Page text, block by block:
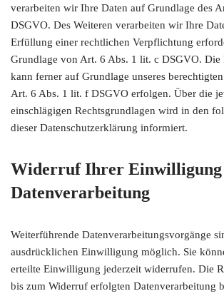
verarbeiten wir Ihre Daten auf Grundlage des
DSGVO. Des Weiteren verarbeiten wir Ihre
Erfüllung einer rechtlichen Verpflichtung
Grundlage von Art. 6 Abs. 1 lit. c DSGVO. Die
kann ferner auf Grundlage unseres
Art. 6 Abs. 1 lit. f DSGVO erfolgen. Über die
einschlägigen Rechtsgrundlagen wird in den
dieser Datenschutzerklärung informiert.
Widerruf Ihrer
Datenverarbeitung
Weiterführende Datenverarbeitungsvorgänge
ausdrücklichen Einwilligung möglich. Sie
erteilte Einwilligung jederzeit widerrufen. Die
bis zum Widerruf erfolgten Datenverarbeitung